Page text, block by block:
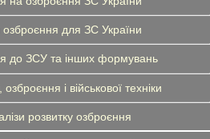
озброєння для ЗС України
до ЗСУ та інших формувань
і військової техніки
розвитку озброєння